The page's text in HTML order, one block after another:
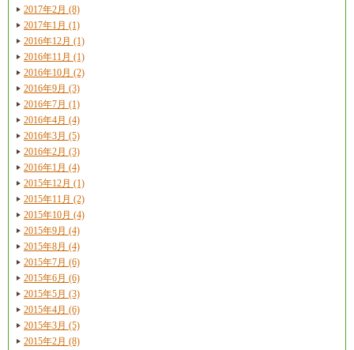
2017年2月 (8)
2017年1月 (1)
2016年12月 (1)
2016年11月 (1)
2016年10月 (2)
2016年9月 (3)
2016年7月 (1)
2016年4月 (4)
2016年3月 (5)
2016年2月 (3)
2016年1月 (4)
2015年12月 (1)
2015年11月 (2)
2015年10月 (4)
2015年9月 (4)
2015年8月 (4)
2015年7月 (6)
2015年6月 (6)
2015年5月 (3)
2015年4月 (6)
2015年3月 (5)
2015年2月 (8)